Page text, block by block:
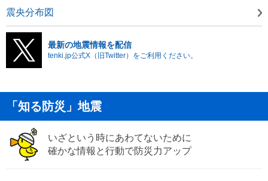
震央分布図
最新の地震情報を配信
tenki.jp公式X（旧Twitter）をご利用ください。
「知る防災」地震
いざという時にあわてないために
確かな情報と行動で防災力アップ